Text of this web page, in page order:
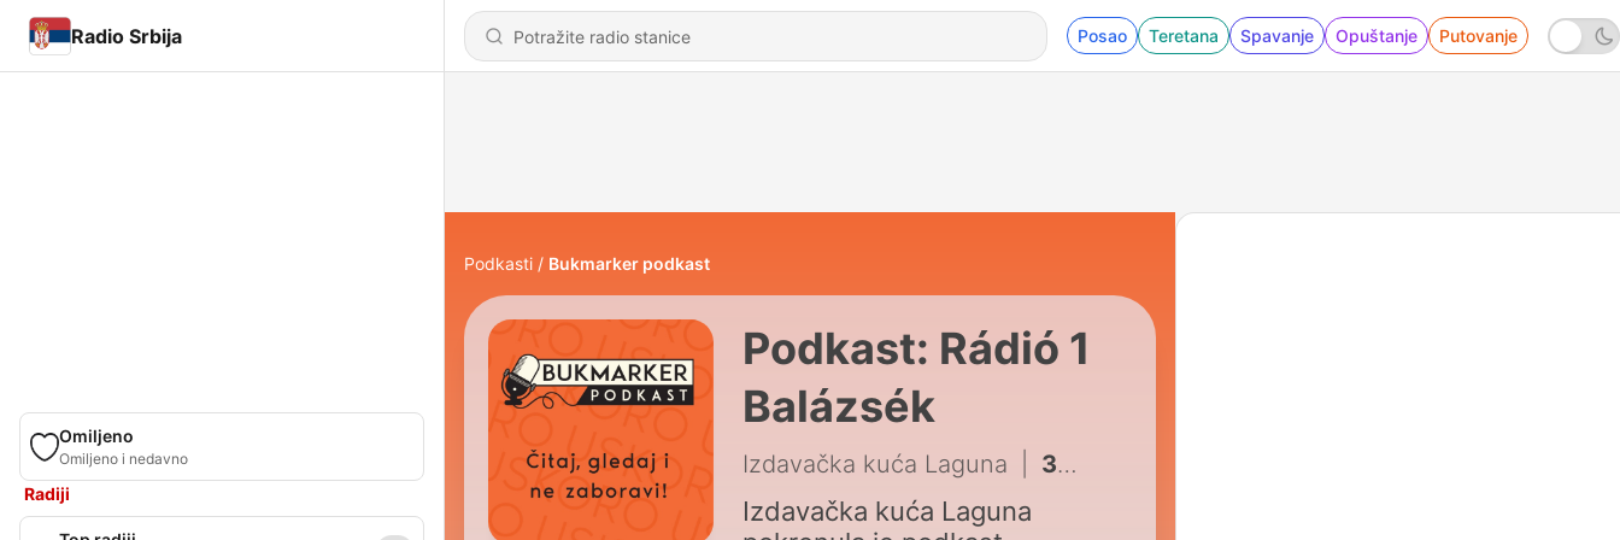
Radio Srbija Posao Teretana Spavanje Opuštanje Putovanje
Omiljeno
Omiljeno i nedavno
Radiji
Podkasti Bukmarker podkast
Podkast: Rádió 1
Balázsék
Izdavačka kuća Laguna 34 - Jelena Bačić Alimpić: Ekskluzivni razgovor za finale prve sezone | Bukmarker podkast
Izdavačka kuća Laguna